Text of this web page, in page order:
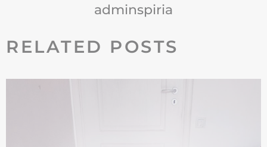
adminspiria
RELATED POSTS